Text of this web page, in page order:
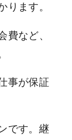
ります。
費など、
事が保証
です。継